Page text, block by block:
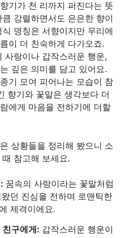
기가 천 리까지 퍼진다는 뜻
강렬하면서도 은은한 향이
명칭은 서향이지만 우리에
이 더 친숙하게 다가오죠.
사랑이나 갑작스러운 행운,
깊은 의미를 담고 있어요.
기 모여 피어나는 모습이 참
향기와 꽃말은 생각보다 더
에게 마음을 전하기에 더할
상황들을 정리해 봤으니 소
참고해 보세요.
꿈속의 사랑이라는 꽃말처럼
던 진심을 전하며 로맨틱한
제격이에요.
친구에게: 갑작스러운 행운이